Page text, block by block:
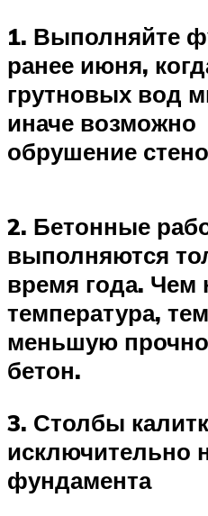
1. Выполняйте
ранее июня,
грутновых вод
иначе возможно
обрушение
2. Бетонные
выполняются
время года. Чем
температура, тем
меньшую
бетон.
3. Столбы
фундамента